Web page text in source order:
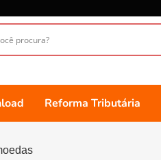
Reforma Tributária